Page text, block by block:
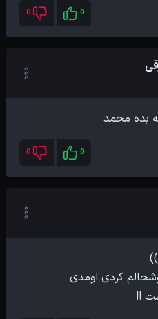
0
0
بده محمد
0
0